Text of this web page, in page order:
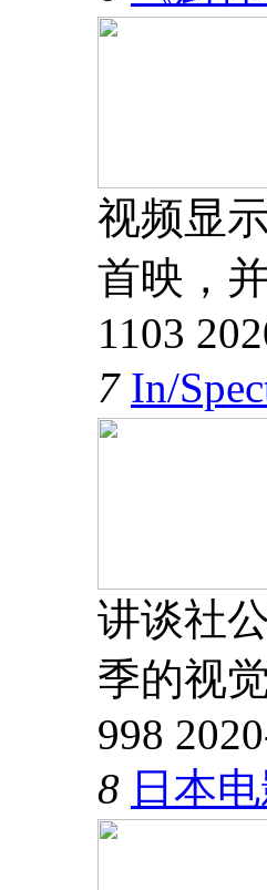
视频显
首映，
1103
7 In/
讲谈社
季的视
998
8 日本